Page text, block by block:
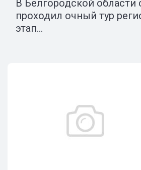
В Белгородской области
проходил очный тур
этап...